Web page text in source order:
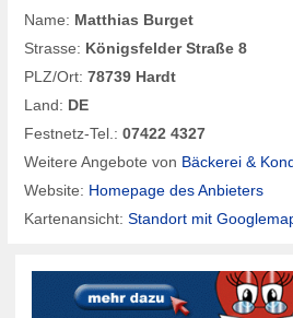
Name: Matthias Burget
Strasse: Königsfelder Straße 8
PLZ/Ort: 78739 Hardt
Land: DE
Festnetz-Tel.: 07422 4327
Weitere Angebote von Bäckerei &
Website: Homepage des Anbieters
Kartenansicht: Standort mit